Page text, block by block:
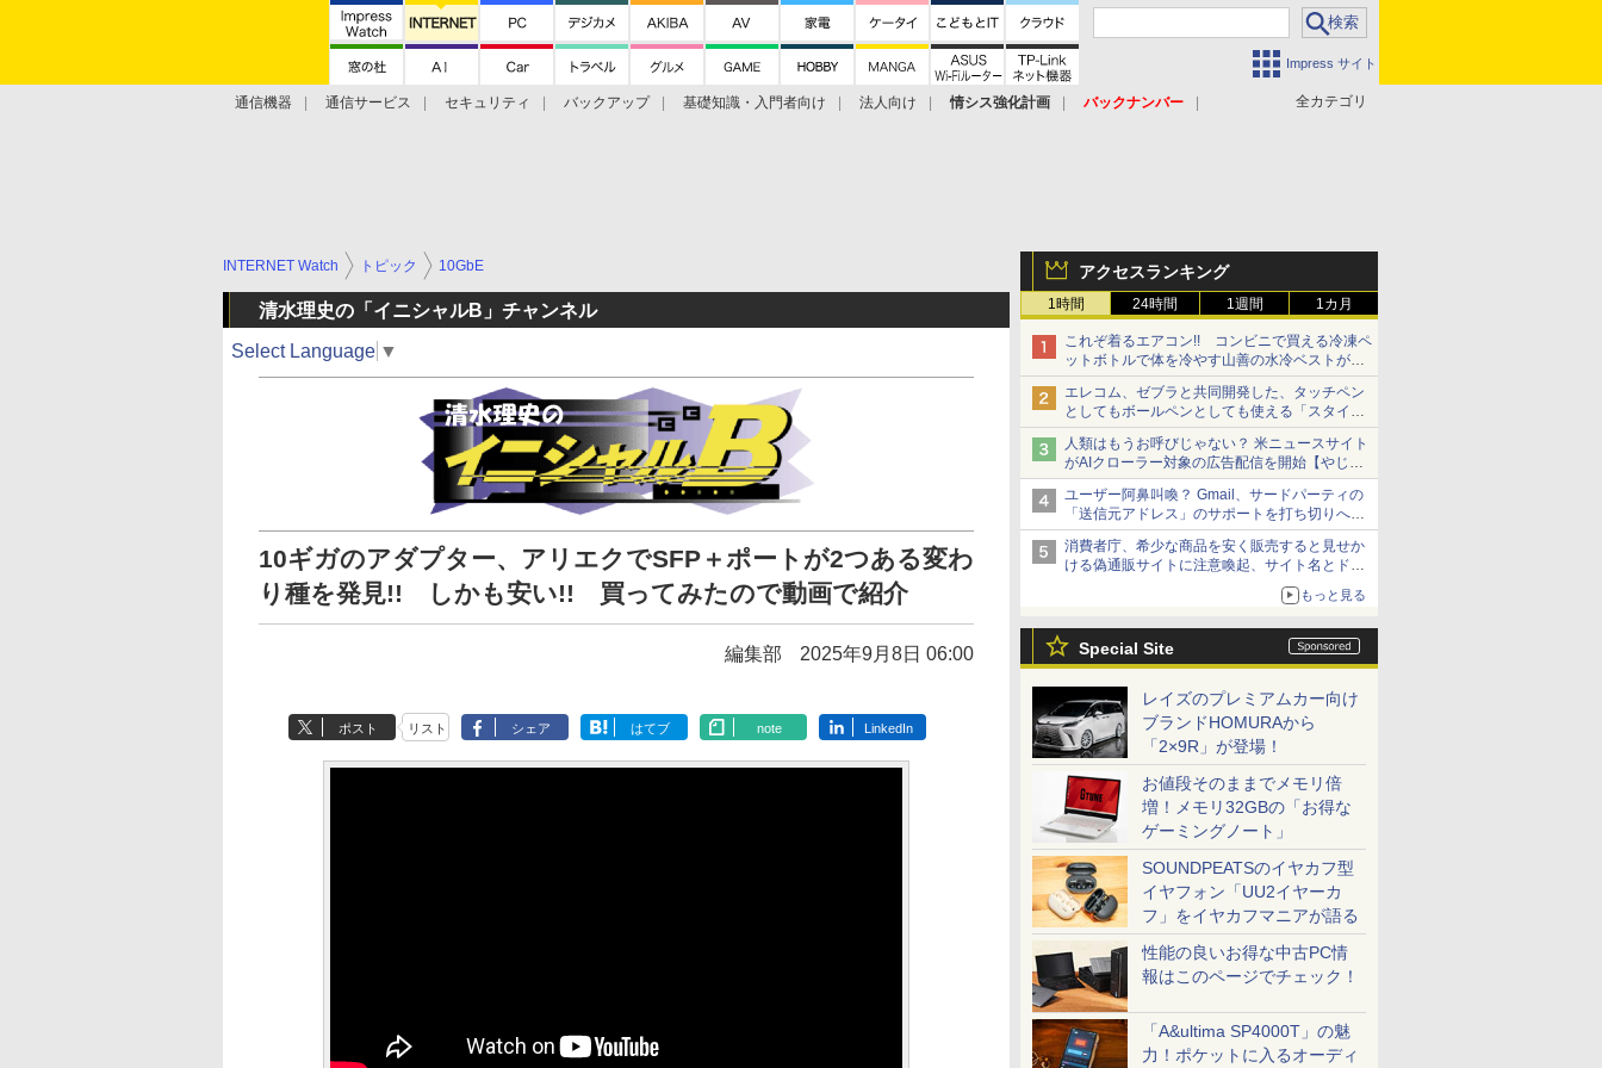
Impress サイト
全カテゴリ
通信機器 通信サービス セキュリティ バックアップ 基礎知識・入門者向け 法人向け 情シス強化計画
バックナンバー
アクセスランキング
1時間 24時間 1週間 1カ月
これぞ着るエアコン!! コンビニで買える冷凍ペ
ットボトルで体を冷やす山善の水冷ベストがロ
ードバイクにちょうどいい【ぼっち・ざ・ろー
ど！その14】【空いた時間でなにしてる？】
エレコム、ゼブラと共同開発した、タッチペン
としてもボールペンとしても使える「スタイラ
スツーウェイ」発売 iPadにも紙にも、持ち替
えずに書き込める
人類はもうお呼びじゃない？ 米ニュースサイト
がAIクローラー対象の広告配信を開始【やじう
まWatch】
ユーザー阿鼻叫喚？ Gmail、サードパーティの
「送信元アドレス」のサポートを打ち切りへ
【やじうまWatch】
消費者庁、希少な商品を安く販売すると見せか
ける偽通販サイトに注意喚起、サイト名とドメ
もっと見る
Special Site
レイズのプレミアムカー向け
ブランドHOMURAから
「2×9R」が登場！
お値段そのままでメモリ倍
増！メモリ32GBの「お得な
ゲーミングノート」
SOUNDPEATSのイヤカフ型
イヤフォン「UU2イヤーカ
フ」をイヤカフマニアが語る
性能の良いお得な中古PC情
報はこのページでチェック！
「A&ultima SP4000T」の魅
力！ポケットに入るオーディ
INTERNET Watch トピック 10GbE
清水理史の「イニシャルB」チャンネル
Select Language ▼
10ギガのアダプター、アリエクでSFP＋ポートが2つある変わ
り種を発見!! しかも安い!! 買ってみたので動画で紹介
編集部 2025年9月8日 06:00
ポスト リスト シェア はてブ note LinkedIn